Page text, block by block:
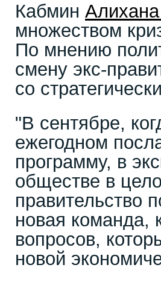
Кабмин
множеством
По мнению
смену экс-
со
"В сентябре,
ежегодном
программу, в
обществе в
правительство
новая команда,
вопросов,
новой